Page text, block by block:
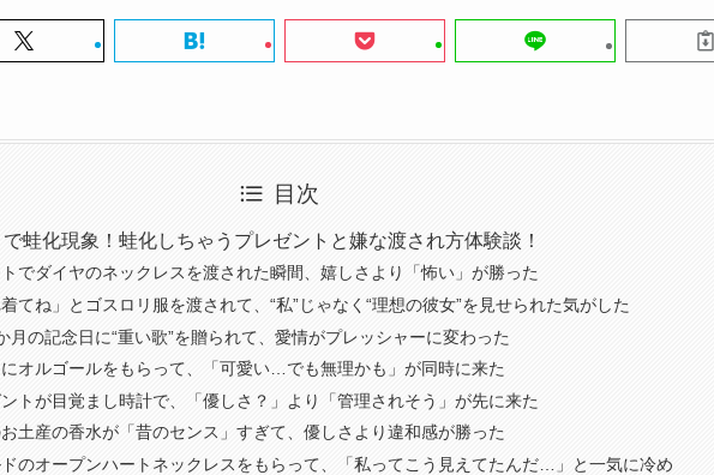
目次
蛙化現象！蛙化しちゃうプレゼントと嫌な渡され方体験談！
でダイヤのネックレスを渡された瞬間、嬉しさより「怖い」が勝った
着てね」とゴスロリ服を渡されて、“私”じゃなく“理想の彼女”を見せられた気がした
月の記念日に“重い歌”を贈られて、愛情がプレッシャーに変わった
オルゴールをもらって、「可愛い…でも無理かも」が同時に来た
トが目覚まし時計で、「優しさ？」より「管理されそう」が先に来た
土産の香水が「昔のセンス」すぎて、優しさより違和感が勝った
のオープンハートネックレスをもらって、「私ってこう見えてたんだ…」と一気に冷め